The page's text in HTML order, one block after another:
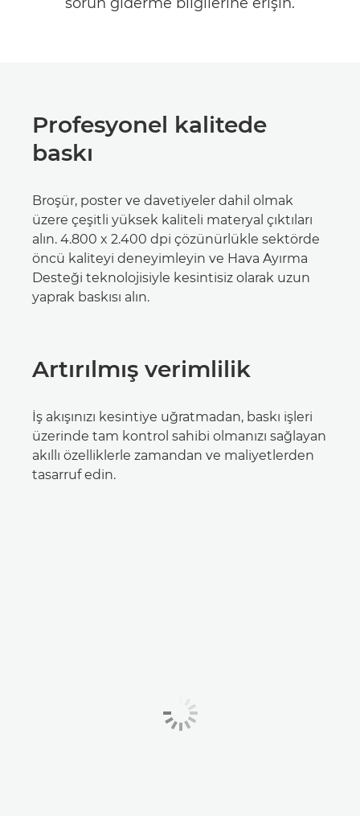
Profesyonel kalitede
baskı
Broşür, poster ve davetiyeler dahil olmak
üzere çeşitli yüksek kaliteli materyal çıktıları
alın. 4.800 x 2.400 dpi çözünürlükle sektörde
öncü kaliteyi deneyimleyin ve Hava Ayırma
Desteği teknolojisiyle kesintisiz olarak uzun
yaprak baskısı alın.
Artırılmış verimlilik
İş akışınızı kesintiye uğratmadan, baskı işleri
üzerinde tam kontrol sahibi olmanızı sağlayan
akıllı özelliklerle zamandan ve maliyetlerden
tasarruf edin.